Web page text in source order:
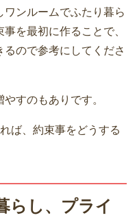
ンルームでふたり暮ら
を最初に作ることで、
ので参考にしてくださ
すのもありです。
ば、約束事をどうする
らし、プライ